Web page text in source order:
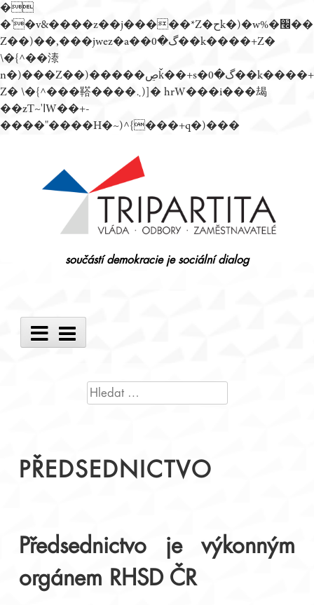
�
�'�v&����z��j�����*Z�حk�)�w%�׬��
Z��)��,���jwez�a��گ�0��k����+Z�
\�{^��溙
n�)���Z��)�����ڝǩ��+s�گ�0��k����+
Z� \�{^���鞳����܆)]� hrW���i���朅
��zƬ~'ߊW��+-
����"����H�~)^{���+q�)���
součástí demokracie je sociální dialog
Main
Menu
VYHLEDÁVÁNÍ
PŘEDSEDNICTVO
Předsednictvo je výkonným
orgánem RHSD ČR